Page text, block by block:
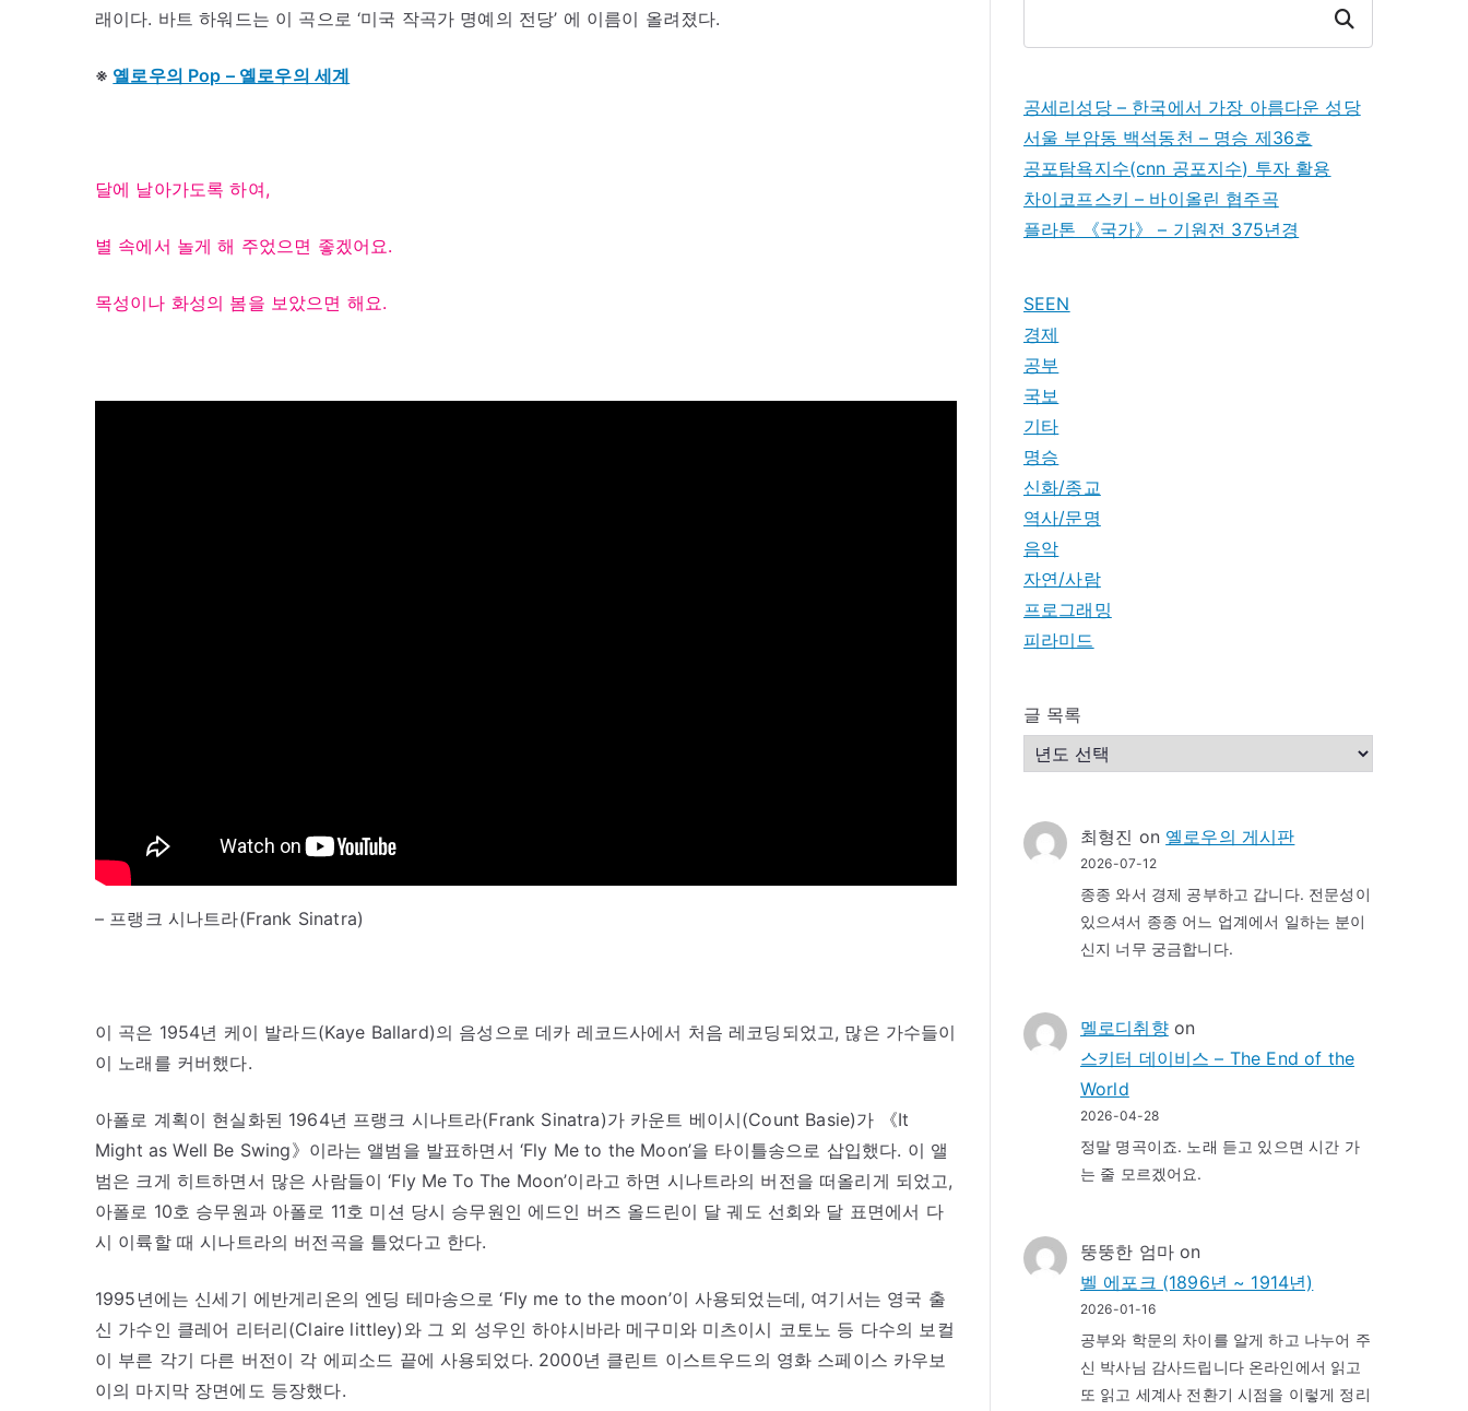
래이다. 바트 하워드는 이 곡으로 ‘미국 작곡가 명예의 전당’ 에 이름이 올려졌다.
※ 옐로우의 Pop – 옐로우의 세계
달에 날아가도록 하여,
별 속에서 놀게 해 주었으면 좋겠어요.
목성이나 화성의 봄을 보았으면 해요.
– 프랭크 시나트라(Frank Sinatra)
이 곡은 1954년 케이 발라드(Kaye Ballard)의 음성으로 데카 레코드사에서 처음 레코딩되었고, 많은 가수들이
이 노래를 커버했다.
아폴로 계획이 현실화된 1964년 프랭크 시나트라(Frank Sinatra)가 카운트 베이시(Count Basie)가 《It
Might as Well Be Swing》이라는 앨범을 발표하면서 ‘Fly Me to the Moon’을 타이틀송으로 삽입했다. 이 앨
범은 크게 히트하면서 많은 사람들이 ‘Fly Me To The Moon’이라고 하면 시나트라의 버전을 떠올리게 되었고,
아폴로 10호 승무원과 아폴로 11호 미션 당시 승무원인 에드인 버즈 올드린이 달 궤도 선회와 달 표면에서 다
시 이륙할 때 시나트라의 버전곡을 틀었다고 한다.
1995년에는 신세기 에반게리온의 엔딩 테마송으로 ‘Fly me to the moon’이 사용되었는데, 여기서는 영국 출
신 가수인 클레어 리터리(Claire littley)와 그 외 성우인 하야시바라 메구미와 미츠이시 코토노 등 다수의 보컬
이 부른 각기 다른 버전이 각 에피소드 끝에 사용되었다. 2000년 클린트 이스트우드의 영화 스페이스 카우보
이의 마지막 장면에도 등장했다.
Search
공세리성당 – 한국에서 가장 아름다운 성당
서울 부암동 백석동천 – 명승 제36호
공포탐욕지수(cnn 공포지수) 투자 활용
차이코프스키 – 바이올린 협주곡
플라톤 《국가》 – 기원전 375년경
SEEN
경제
공부
국보
기타
명승
신화/종교
역사/문명
음악
자연/사람
프로그래밍
피라미드
글 목록
최형진 on 옐로우의 게시판
2026-07-12
종종 와서 경제 공부하고 갑니다. 전문성이
있으셔서 종종 어느 업계에서 일하는 분이
신지 너무 궁금합니다.
멜로디취향on
스키터 데이비스 – The End of the
World
2026-04-28
정말 명곡이죠. 노래 듣고 있으면 시간 가
는 줄 모르겠어요.
뚱뚱한 엄마on
벨 에포크 (1896년 ~ 1914년)
2026-01-16
공부와 학문의 차이를 알게 하고 나누어 주
신 박사님 감사드립니다 온라인에서 읽고
또 읽고 세계사 전환기 시점을 이렇게 정리